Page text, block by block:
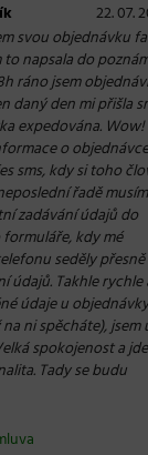
22. 07.
svou objednávku
to napsala do
ráno jsem
daný den mi přišla
expedována. Wow!
o objednávce
sms, kdy si toho
řadě musím
zadávání údajů do
kdy mé
seděly
údajů. Takhle rychle
údaje u objednávky
ni spěcháte), jsem
spokojenost a jde
Tady se budu